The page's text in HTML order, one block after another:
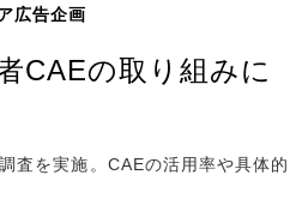
広告企画
CAEの取り組みに
査を実施。CAEの活用率や具体的